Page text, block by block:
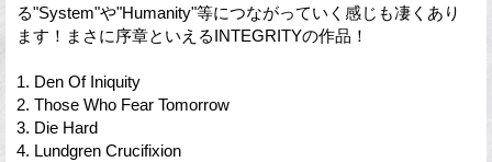
る"System"や"Humanity"等につながっていく感じも凄くあり
ます！まさに序章といえるINTEGRITYの作品！
1. Den Of Iniquity
2. Those Who Fear Tomorrow
3. Die Hard
4. Lundgren Crucifixion